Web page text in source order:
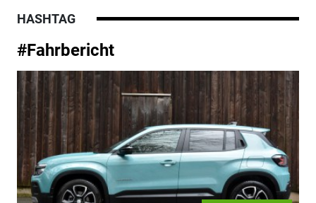
HASHTAG
#Fahrbericht